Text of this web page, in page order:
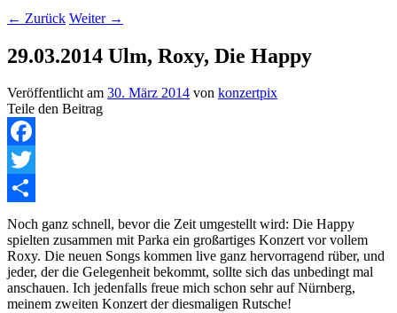
← Zurück Weiter →
29.03.2014 Ulm, Roxy, Die Happy
Veröffentlicht am 30. März 2014 von konzertpix
Teile den Beitrag
Facebook
Twitter
Teilen
Noch ganz schnell, bevor die Zeit umgestellt wird: Die Happy
spielten zusammen mit Parka ein großartiges Konzert vor vollem
Roxy. Die neuen Songs kommen live ganz hervorragend rüber, und
jeder, der die Gelegenheit bekommt, sollte sich das unbedingt mal
anschauen. Ich jedenfalls freue mich schon sehr auf Nürnberg,
meinem zweiten Konzert der diesmaligen Rutsche!